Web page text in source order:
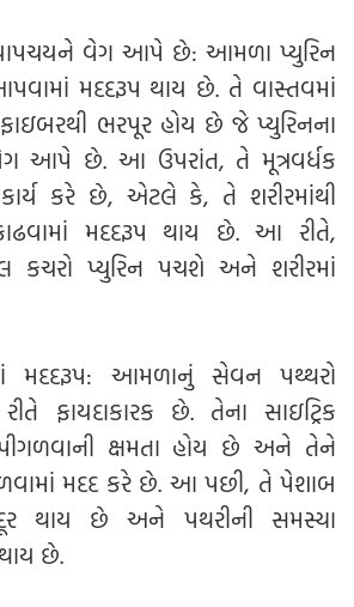
વેગ આપે છે: આમળા પ્યુરિન
મદદરૂપ થાય છે. તે વાસ્તવમાં
ભરપૂર હોય છે જે પ્યુરિનના
આપે છે. આ ઉપરાંત, તે મૂત્રવર્ધક
કરે છે, એટલે કે, તે શરીરમાંથી
મદદરૂપ થાય છે. આ રીતે,
કચરો પ્યુરિન પચશે અને શરીરમાં
મદદરૂપ: આમળાનું સેવન પથ્થરો
ફાયદાકારક છે. તેના સાઇટ્રિક
ક્ષમતા હોય છે અને તેને
મદદ કરે છે. આ પછી, તે પેશાબ
દૂર થાય છે અને પથરીની સમસ્યા
છે.